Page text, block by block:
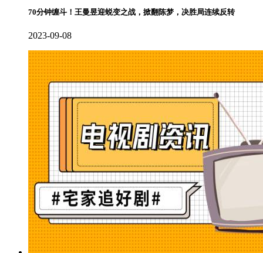
70分钟缠斗！王曼昱迎蜕变之战，掀翻陈梦，决胜局连续反转
2023-09-08